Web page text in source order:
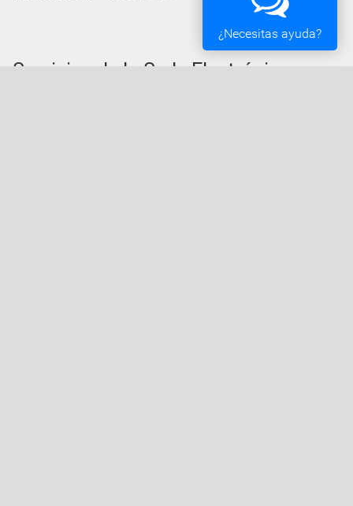
Servicios de la Sede Electrónica
¿Necesitas ayuda?